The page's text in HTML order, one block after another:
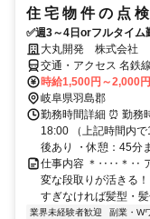
住 宅 物 件 の 点
✅週3～4日orフルタイム
大丸開発 株式会社
交通・アクセス 名鉄
三宅」バス停より徒歩
時給1,500円～2,000円
岐阜県羽島郡
勤務時間詳細 ⏰ 勤
18:00 （上記時間内
後あり ・休憩：45分
仕事内容 ＊‥‥＊‥
変な段取りが活きる
すぎなければ髪型・
業界未経験者歓迎 副業・W